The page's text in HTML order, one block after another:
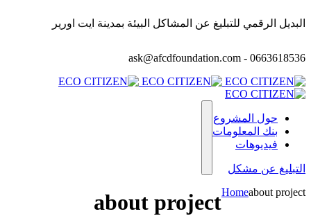
البديل الرقمي للتبليغ عن المشاكل البيئة بمدينة ايت اورير
ask@afcdfoundation.com - 0663618536
حول المشروع
بنك المعلومات
فيديوهات
التبليغ عن مشكل
Homeabout project
about project